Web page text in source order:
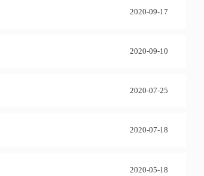
2020-09-17
2020-09-10
2020-07-25
2020-07-18
2020-05-18